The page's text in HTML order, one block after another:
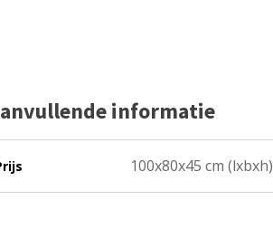
informatie
100x80x45 cm (lxbxh)